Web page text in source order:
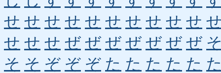
せ せ せ せ せ せ せ せ せ せ
せ せ せ ぜ ぜ ぜ ぜ ぜ ぜ ぜ
そ そ ぞ ぞ ぞ た た た た た